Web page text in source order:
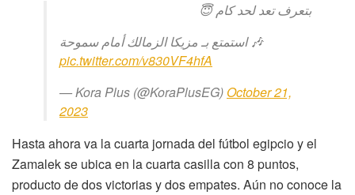
بتعرف تعد لحد كام 😇
استمتع بـ مزيكا الزمالك أمام سموحة 🎶
pic.twitter.com/v830VF4hfA
— Kora Plus (@KoraPlusEG) October 21,
2023
Hasta ahora va la cuarta jornada del fútbol egipcio y el
Zamalek se ubica en la cuarta casilla con 8 puntos,
producto de dos victorias y dos empates. Aún no conoce la